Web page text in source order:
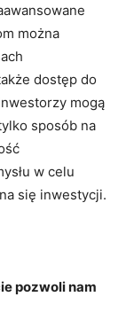
można
dostęp do
mogą
sposób na
w celu
się inwestycji.
pozwoli nam